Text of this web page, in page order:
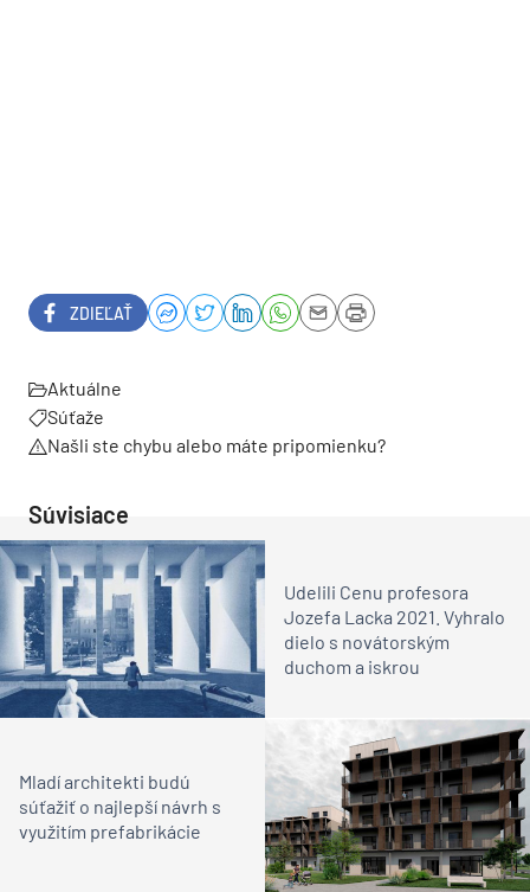
ZDIEĽAŤ
Aktuálne
Súťaže
Našli ste chybu alebo máte pripomienku?
Súvisiace
Udelili Cenu profesora
Jozefa Lacka 2021. Vyhralo
dielo s novátorským
duchom a iskrou
Mladí architekti budú
súťažiť o najlepší návrh s
využitím prefabrikácie